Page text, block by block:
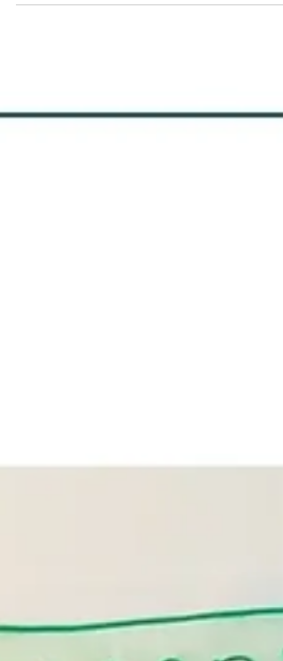
Nike spoorde iedereen aan om in actie te